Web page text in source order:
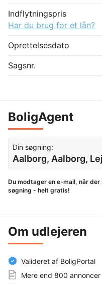
Indflytningspris
Har du brug for et lån?
Oprettelsesdato
Sagsnr.
BoligAgent
Din søgning:
Aalborg, Aalborg,
Du modtager en e-mail, når
søgning - helt gratis!
Om udlejeren
Valideret af BoligPortal
Mere end 800 annoncer